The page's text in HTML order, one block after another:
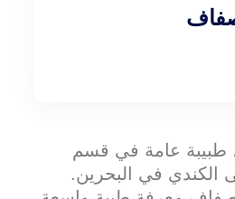
طبيبة عامة في قسم
الكندي في البحرين.